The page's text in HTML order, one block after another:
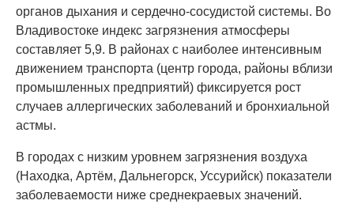
органов дыхания и сердечно-сосудистой системы. Во
Владивостоке индекс загрязнения атмосферы
составляет 5,9. В районах с наиболее интенсивным
движением транспорта (центр города, районы вблизи
промышленных предприятий) фиксируется рост
случаев аллергических заболеваний и бронхиальной
астмы.
В городах с низким уровнем загрязнения воздуха
(Находка, Артём, Дальнегорск, Уссурийск) показатели
заболеваемости ниже среднекраевых значений.